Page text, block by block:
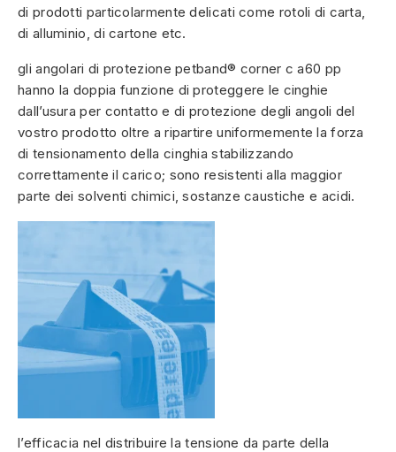
di prodotti particolarmente delicati come rotoli di carta,
di alluminio, di cartone etc.
gli angolari di protezione petband® corner c a60 pp
hanno la doppia funzione di proteggere le cinghie
dall’usura per contatto e di protezione degli angoli del
vostro prodotto oltre a ripartire uniformemente la forza
di tensionamento della cinghia stabilizzando
correttamente il carico; sono resistenti alla maggior
parte dei solventi chimici, sostanze caustiche e acidi.
l’efficacia nel distribuire la tensione da parte della